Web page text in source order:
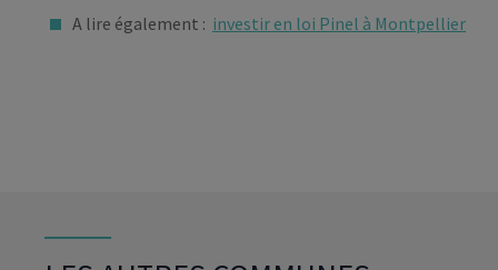
A lire également : investir en loi Pinel à Montpellier